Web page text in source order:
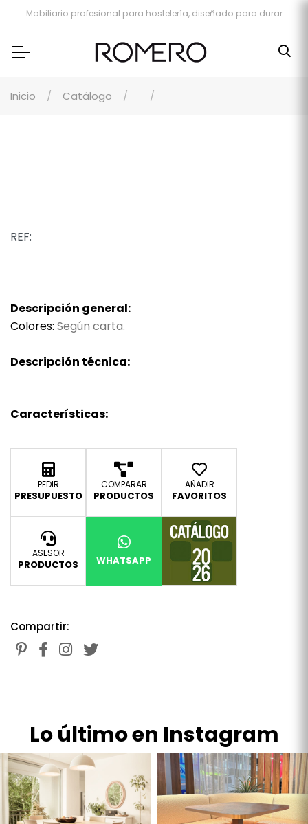
Mobiliario profesional para hostelería, diseñado para durar
Inicio Catálogo
REF:
Descripción general:
Colores: Según carta.
Descripción técnica:
Características:
PEDIR
PRESUPUESTO
COMPARAR
PRODUCTOS
AÑADIR
FAVORITOS
ASESOR
PRODUCTOS WHATSAPP
Compartir:
Lo último en Instagram